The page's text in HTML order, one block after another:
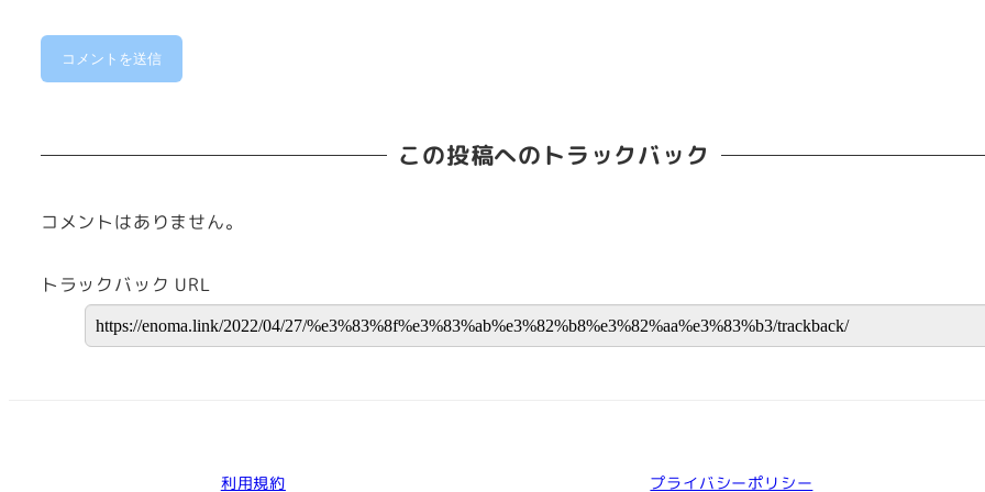
この投稿へのトラックバック
コメントはありません。
トラックバック URL
利用規約 プライバシーポリシー